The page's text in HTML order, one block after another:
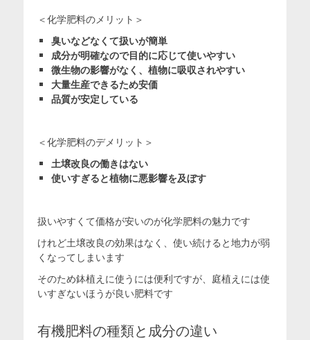
＜化学肥料のメリット＞
臭いなどなくて扱いが簡単
成分が明確なので目的に応じて使いやすい
微生物の影響がなく、植物に吸収されやすい
大量生産できるため安価
品質が安定している
＜化学肥料のデメリット＞
土壌改良の働きはない
使いすぎると植物に悪影響を及ぼす
扱いやすくて価格が安いのが化学肥料の魅力です
けれど土壌改良の効果はなく、使い続けると地力が弱
くなってしまいます
そのため鉢植えに使うには便利ですが、庭植えには使
いすぎないほうが良い肥料です
有機肥料の種類と成分の違い